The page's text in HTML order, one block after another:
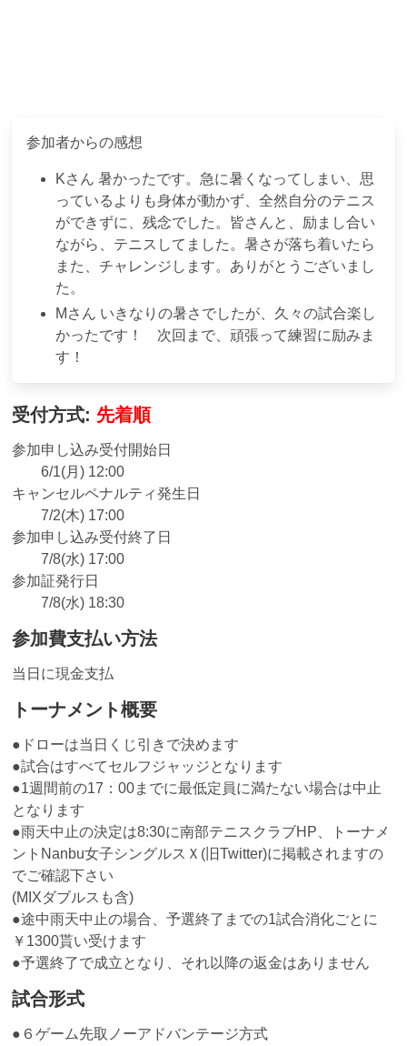
参加者からの感想
Kさん 暑かったです。急に暑くなってしまい、思
っているよりも身体が動かず、全然自分のテニス
ができずに、残念でした。皆さんと、励まし合い
ながら、テニスしてました。暑さが落ち着いたら
また、チャレンジします。ありがとうございまし
た。
M さん いきなりの暑さでしたが、久々の試合楽し
かったです！ 次回まで、頑張って練習に励みま
す！
受付方式: 先着順
参加申し込み受付開始日
6/1(月) 12:00
キャンセルペナルティ発生日
7/2(木) 17:00
参加申し込み受付終了日
7/8(水) 17:00
参加証発行日
7/8(水) 18:30
参加費支払い方法
当日に現金支払
トーナメント概要
●ドローは当日くじ引きで決めます
●試合はすべてセルフジャッジとなります
●1週間前の17：00までに最低定員に満たない場合は中止
となります
●雨天中止の決定は8:30に南部テニスクラブHP、トーナメ
ントNanbu女子シングルスＸ(旧Twitter)に掲載されますの
でご確認下さい
(MIXダブルスも含)
●途中雨天中止の場合、予選終了までの1試合消化ごとに
￥1300貰い受けます
●予選終了で成立となり、それ以降の返金はありません
試合形式
●６ゲーム先取ノーアドバンテージ方式